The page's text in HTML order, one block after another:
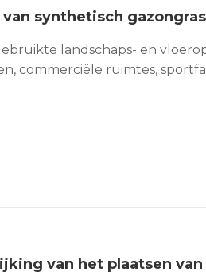
landschaps- en
commerciële ruimtes,